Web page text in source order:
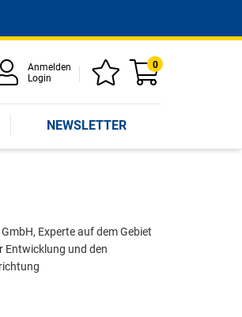
Anmelden
Login
0
NEWSLETTER
Experte auf dem Gebiet
Entwicklung und den